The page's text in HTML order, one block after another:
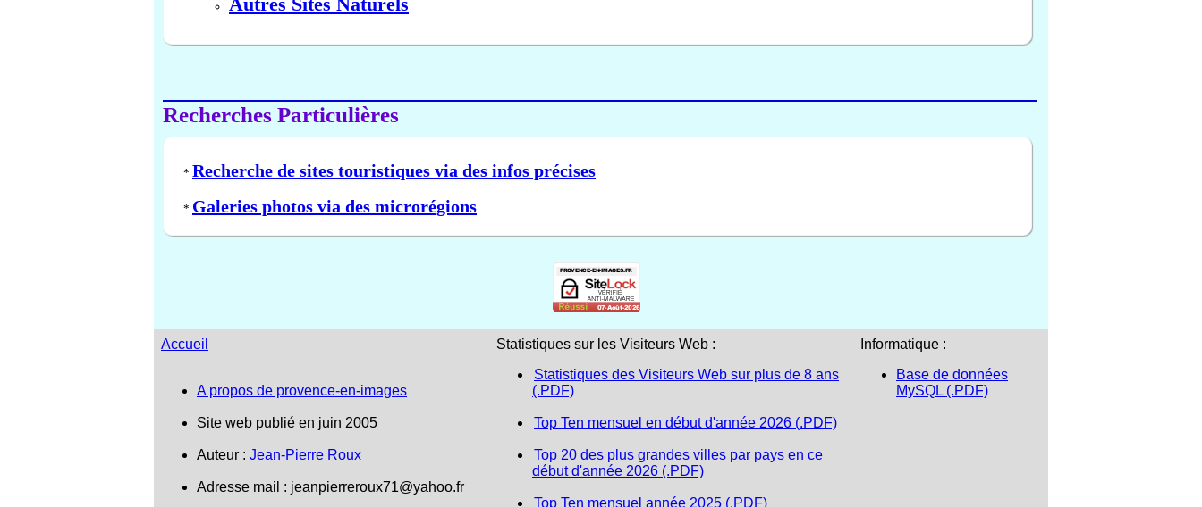
Recherches Particulières
* Recherche de sites touristiques via des infos précises
* Galeries photos via des microrégions
Accueil
A propos de provence-en-images
Site web publié en juin 2005
Auteur : Jean-Pierre Roux
Adresse mail : jeanpierreroux71@yahoo.fr
Statistiques sur les Visiteurs Web :
Statistiques des Visiteurs Web sur plus de 8 ans
(.PDF)
Top Ten mensuel en début d'année 2026 (.PDF)
Top 20 des plus grandes villes par pays en ce
début d'année 2026 (.PDF)
Top Ten mensuel année 2025 (.PDF)
Informatique :
Base de données
MySQL (.PDF)